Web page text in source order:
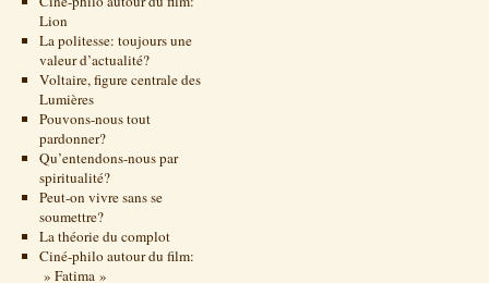
Lion
La politesse: toujours une
valeur d’actualité?
Voltaire, figure centrale des
Lumières
Pouvons-nous tout
pardonner?
Qu’entendons-nous par
spiritualité?
Peut-on vivre sans se
soumettre?
La théorie du complot
Ciné-philo autour du film:
» Fatima »